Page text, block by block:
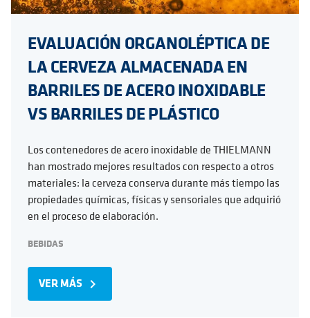
EVALUACIÓN ORGANOLÉPTICA DE
LA CERVEZA ALMACENADA EN
BARRILES DE ACERO INOXIDABLE
VS BARRILES DE PLÁSTICO
Los contenedores de acero inoxidable de THIELMANN
han mostrado mejores resultados con respecto a otros
materiales: la cerveza conserva durante más tiempo las
propiedades químicas, físicas y sensoriales que adquirió
en el proceso de elaboración.
BEBIDAS
VER MÁS navigate_next